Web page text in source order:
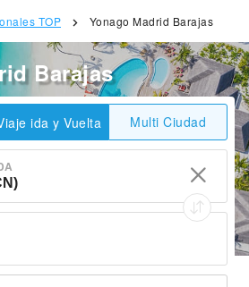
TOP Yonago Madrid Barajas
Barajas
ida y Vuelta Multi Ciudad